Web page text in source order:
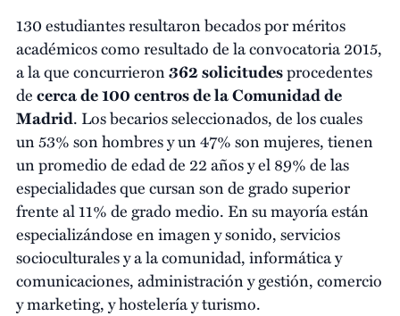
130 estudiantes resultaron becados por méritos
académicos como resultado de la convocatoria 2015,
a la que concurrieron362 solicitudesprocedentes
decerca de 100 centros de la Comunidad de
Madrid. Los becarios seleccionados, de los cuales
un 53% son hombres y un 47% son mujeres, tienen
un promedio de edad de 22 años y el 89% de las
especialidades que cursan son de grado superior
frente al 11% de grado medio. En su mayoría están
especializándose en imagen y sonido, servicios
socioculturales y a la comunidad, informática y
comunicaciones, administración y gestión, comercio
y marketing, y hostelería y turismo.